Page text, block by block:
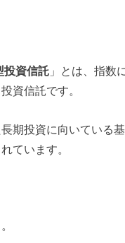
資信託 」とは、指数
資信託です。
期投資に向いている
ています。